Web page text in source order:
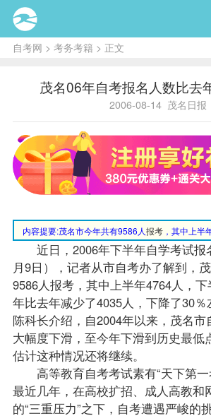
自考网 > 考务考籍 > 正文
茂名06年自考报名人数比去
2006-08-14 茂名日报
内容提要:茂名市今年共有9586人报考，其中上半
近日，2006年下半年自学考试报
月9日），记者从市自考办了解到，
9586人报考，其中上半年4764人，
年比去年减少了4035人，下降了30
陈科长介绍，自2004年以来，茂名市
大幅度下滑，至今年下滑到历史最低
估计这种情况还将继续。
高等教育自考考试素有“天下第一
最近几年，在高校扩招、成人高教和
的“三重压力”之下，自考遭遇严峻的